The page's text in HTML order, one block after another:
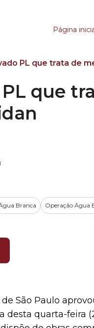
trata
Página
PL que trata de
que
Branca Operação Água
São Paulo
desta quarta-feira